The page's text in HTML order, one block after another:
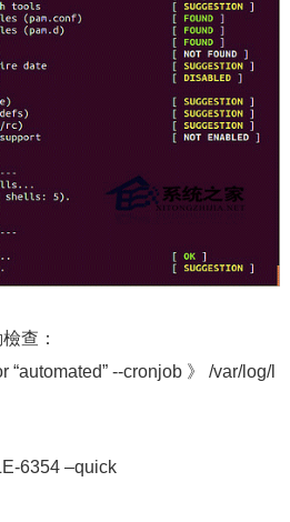
查：
--cronjob 》 /var/log/l
6354 –quick